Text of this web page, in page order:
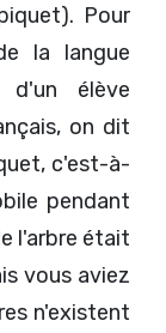
Pour
la langue
élève
on dit
c'est-à-
pendant
l'arbre était
vous aviez
n'existent